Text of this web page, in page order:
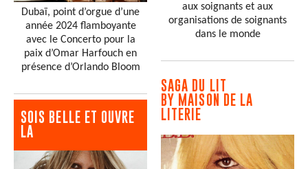
Dubaï, point d’orgue d’une
année 2024 flamboyante
avec le Concerto pour la
paix d’Omar Harfouch en
présence d’Orlando Bloom
SOIS BELLE ET OUVRE
LA
aux soignants et aux
organisations de soignants
dans le monde
SAGA DU LIT
BY MAISON DE LA
LITERIE